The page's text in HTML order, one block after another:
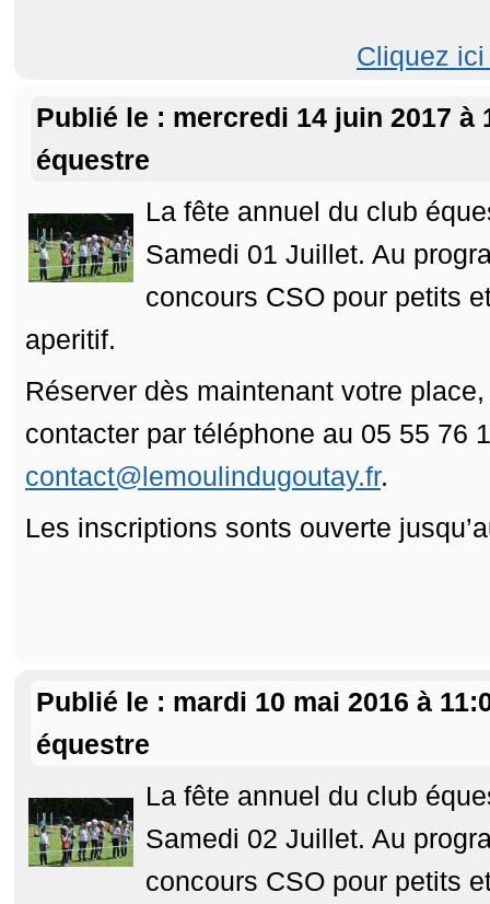
Cliquez
Publié le : mercredi 14 juin 2017 à
équestre
La fête annuel du club
Samedi 01 Juillet. Au
concours CSO pour petits
aperitif.
Réserver dès maintenant votre
contacter par téléphone au 05 55 76
contact@lemoulindugoutay.fr.
Les inscriptions sonts ouverte
Publié le : mardi 10 mai 2016 à
équestre
La fête annuel du club
Samedi 02 Juillet. Au
concours CSO pour petits